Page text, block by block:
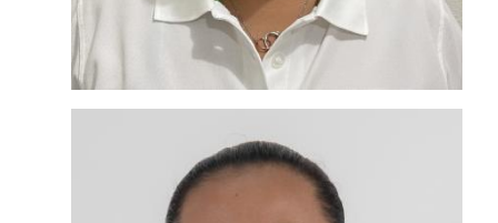
Asistencia Medica Dif
LIC. MARIANA ANGÉLICA BUENFIL SOSA